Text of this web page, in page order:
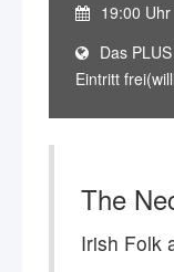
19:00 Uhr
Das
Eintritt
The
Irish Folk